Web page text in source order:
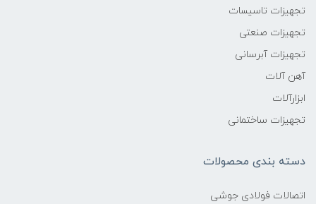
تجهیزات تاسیسات
تجهیزات صنعتی
تجهیزات آبرسانی
آهن آلات
ابزارآلات
تجهیزات ساختمانی
دسته بندی محصولات
اتصالات فولادی جوشی